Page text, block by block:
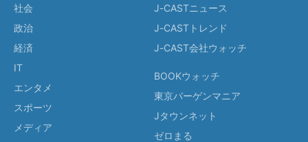
社会
政治
経済
IT
エンタメ
スポーツ
メディア
J-CASTニュース
J-CASTトレンド
J-CAST会社ウォッチ
BOOKウォッチ
東京バーゲンマニア
Jタウンネット
ゼロまる